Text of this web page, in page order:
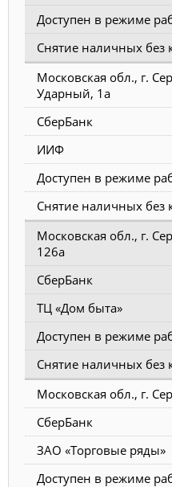
Доступен в режиме
Снятие наличных без
Московская обл., г.
Ударный, 1а
СберБанк
ИИФ
Доступен в режиме
Снятие наличных без
Московская обл., г.
126а
СберБанк
ТЦ «Дом быта»
Доступен в режиме
Снятие наличных без
Московская обл., г.
СберБанк
ЗАО «Торговые ряды»
Доступен в режиме